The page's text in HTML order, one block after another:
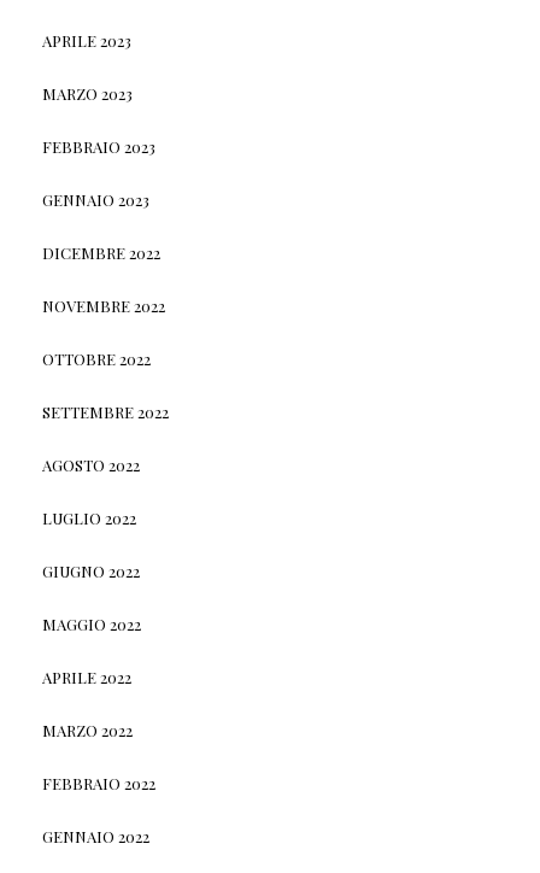
APRILE 2023
MARZO 2023
FEBBRAIO 2023
GENNAIO 2023
DICEMBRE 2022
NOVEMBRE 2022
OTTOBRE 2022
SETTEMBRE 2022
AGOSTO 2022
LUGLIO 2022
GIUGNO 2022
MAGGIO 2022
APRILE 2022
MARZO 2022
FEBBRAIO 2022
GENNAIO 2022